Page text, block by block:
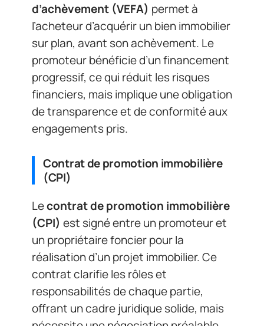
d’achèvement (VEFA) permet à
l’acheteur d’acquérir un bien immobilier
sur plan, avant son achèvement. Le
promoteur bénéficie d’un financement
progressif, ce qui réduit les risques
financiers, mais implique une obligation
de transparence et de conformité aux
engagements pris.
Contrat de promotion immobilière
(CPI)
Lecontrat de promotion immobilière
(CPI) est signé entre un promoteur et
un propriétaire foncier pour la
réalisation d’un projet immobilier. Ce
contrat clarifie les rôles et
responsabilités de chaque partie,
offrant un cadre juridique solide, mais